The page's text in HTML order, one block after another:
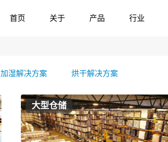
首页 关于 产品 行业
加湿解决方案 烘干解决方案
大型仓储